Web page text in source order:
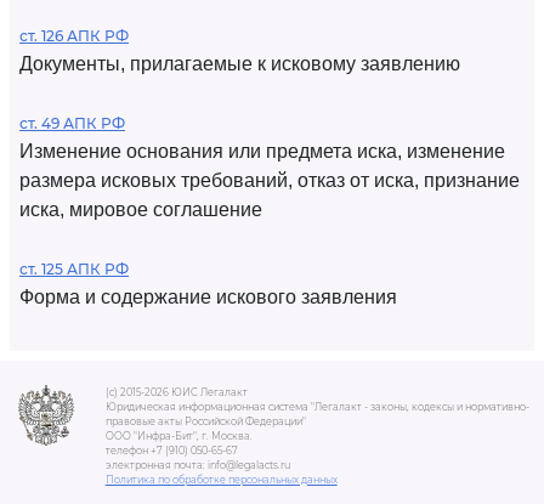
ст. 126 АПК РФ
Документы, прилагаемые к исковому заявлению
ст. 49 АПК РФ
Изменение основания или предмета иска, изменение
размера исковых требований, отказ от иска, признание
иска, мировое соглашение
ст. 125 АПК РФ
Форма и содержание искового заявления
(c) 2015-2026 ЮИС Легалакт
Юридическая информационная система "Легалакт - законы, кодексы и нормативно-
правовые акты Российской Федерации"
ООО "Инфра-Бит", г. Москва.
телефон +7 (910) 050-65-67
электронная почта: info@legalacts.ru
Политика по обработке персональных данных